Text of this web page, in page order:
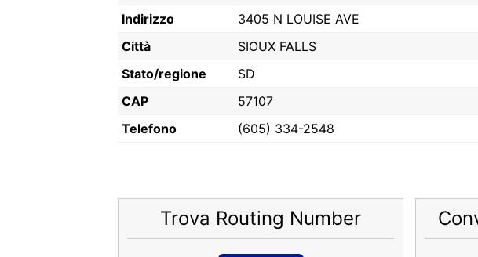
Indirizzo
3405 N LOUISE AVE
Città
SIOUX FALLS
Stato/regione
SD
CAP
57107
Telefono
(605) 334-2548
Trova Routing Number